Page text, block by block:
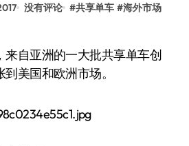
没有评论 #共享单车 #海外市场
美国和欧洲市场。